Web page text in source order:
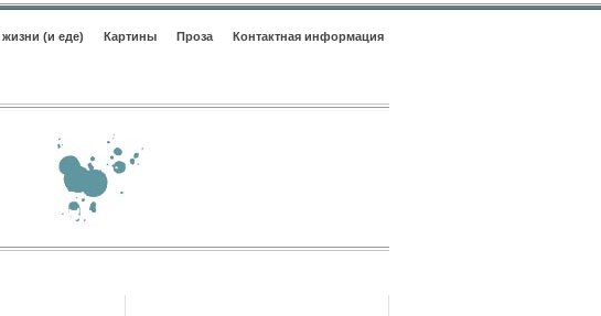
(и еде) Картины Проза Контактная информация